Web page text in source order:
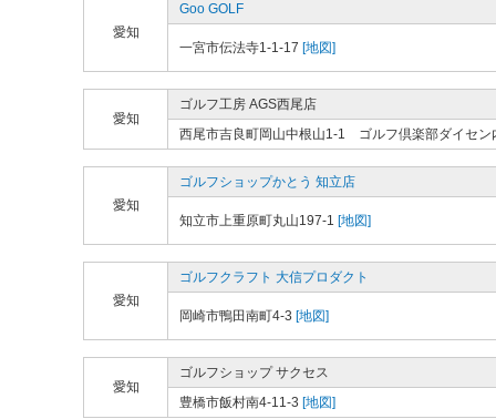
愛知
Goo GOLF
一宮市伝法寺1-1-17 [地図]
愛知
ゴルフ工房 AGS西尾店
西尾市吉良町岡山中根山1-1 ゴルフ倶楽部ダイセン
愛知
ゴルフショップかとう 知立店
知立市上重原町丸山197-1 [地図]
愛知
ゴルフクラフト 大信プロダクト
岡崎市鴨田南町4-3 [地図]
愛知
ゴルフショップ サクセス
豊橋市飯村南4-11-3 [地図]